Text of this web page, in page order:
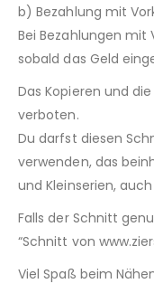
b) Bezahlung mit
Bei Bezahlungen mit
sobald das Geld
Das Kopieren und
verboten.
Du darfst diesen
verwenden, das
und Kleinserien,
Falls der Schnitt
“Schnitt von
Viel Spaß beim